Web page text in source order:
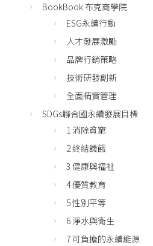
BookBook 布克商學院
ESG永續行動
人才發展激勵
品牌行銷策略
技術研發創新
全面精實管理
SDGs聯合國永續發展目標
1 消除貧窮
2 終結饑餓
3 健康與福祉
4 優質教育
5 性別平等
6 淨水與衛生
7 可負擔的永續能源